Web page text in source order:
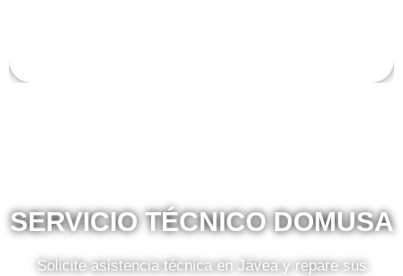
SERVICIO TÉCNICO DOMUSA
Solicite asistencia técnica en Jávea y repare sus